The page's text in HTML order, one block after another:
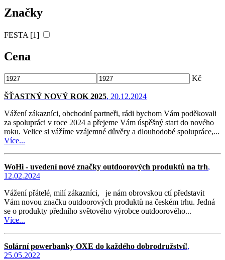
Značky
FESTA [1]
Cena
Kč
ŠŤASTNÝ NOVÝ ROK 2025, 20.12.2024
Vážení zákazníci, obchodní partneři, rádi bychom Vám poděkovali
za spolupráci v roce 2024 a přejeme Vám úspěšný start do nového
roku. Velice si vážíme vzájemné důvěry a dlouhodobé spolupráce,...
Více...
WoHi - uvedení nové značky outdoorových produktů na trh,
12.02.2024
Vážení přátelé, milí zákazníci, je nám obrovskou ctí představit
Vám novou značku outdoorových produktů na českém trhu. Jedná
se o produkty předního světového výrobce outdoorového...
Více...
Solární powerbanky OXE do každého dobrodružství!,
25.05.2022